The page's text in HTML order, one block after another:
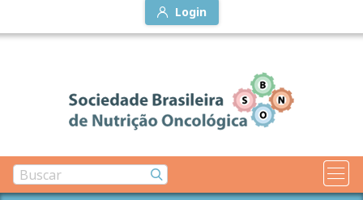
Login